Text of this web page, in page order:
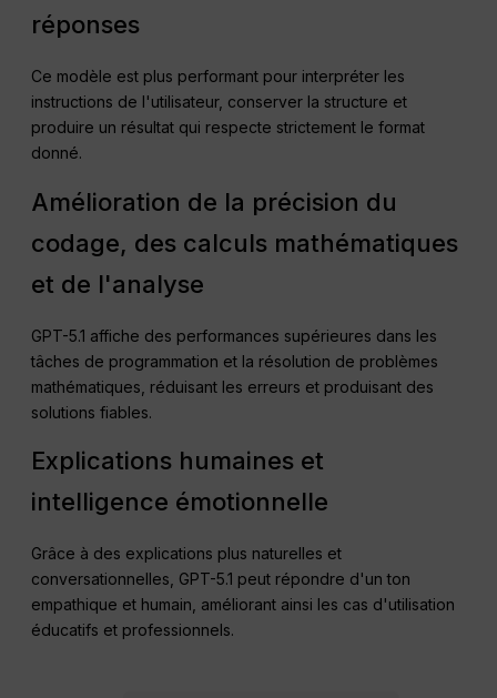
réponses
Ce modèle est plus performant pour interpréter les
instructions de l'utilisateur, conserver la structure et
produire un résultat qui respecte strictement le format
donné.
Amélioration de la précision du
codage, des calculs mathématiques
et de l'analyse
GPT-5.1 affiche des performances supérieures dans les
tâches de programmation et la résolution de problèmes
mathématiques, réduisant les erreurs et produisant des
solutions fiables.
Explications humaines et
intelligence émotionnelle
Grâce à des explications plus naturelles et
conversationnelles, GPT-5.1 peut répondre d'un ton
empathique et humain, améliorant ainsi les cas d'utilisation
éducatifs et professionnels.